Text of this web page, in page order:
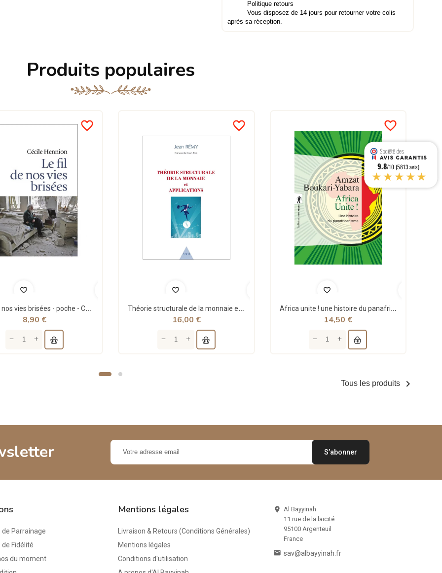
Politique retours
Vous disposez de 14 jours pour retourner votre colis
après sa réception.
Produits populaires
favorite_border
Le fil de nos vies brisées - poche - Cécile Hennion - Points
8,90 €
favorite_border
Théorie structurale de la monnaie et applications - Jean Rémy - Sigest
16,00 €
favorite_border
Africa unite ! une histoire du panafricanisme - poche - Amzat Boukari-yabara - La découverte
14,50 €
Tous les produits 
Parrainage
Fidélité
du moment
Mentions légales
Livraison & Retours (Conditions Générales)
Mentions légales
Conditions d'utilisation
 Al Bayyinah
11 rue de la laïcité
95100 Argenteuil
France
 sav@albayyinah.fr
9.8/10 (5813 avis)
★★★★★